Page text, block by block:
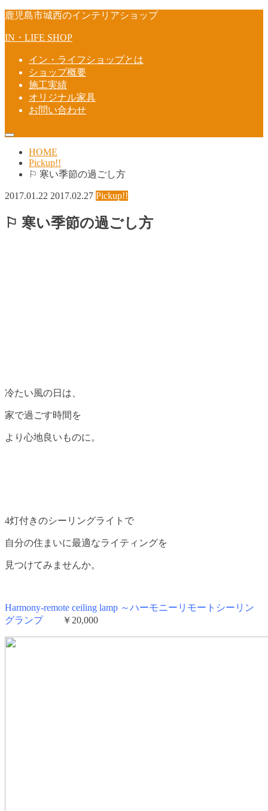
鹿児島市城西のインテリアショップ
IN・LIFE SHOP
イン・ライフショップとは
ショップ概要
施工実績
オリジナル家具
お問い合わせ
HOME
Pickup!!
⚐ 寒い季節の過ごし方
2017.01.22 2017.02.27 Pickup!!
⚐ 寒い季節の過ごし方
冷たい風の日は、
家で過ごす時間を
より心地良いものに。
4灯付きのシーリングライトで
自分の住まいに最適なライティングを
見つけてみませんか。
Harmony-remote ceiling lamp ～ハーモニーリモートシーリン
グランプ￥20,000